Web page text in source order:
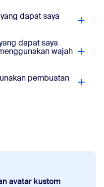
dapat saya
dapat saya
wajah
pembuatan
avatar kustom